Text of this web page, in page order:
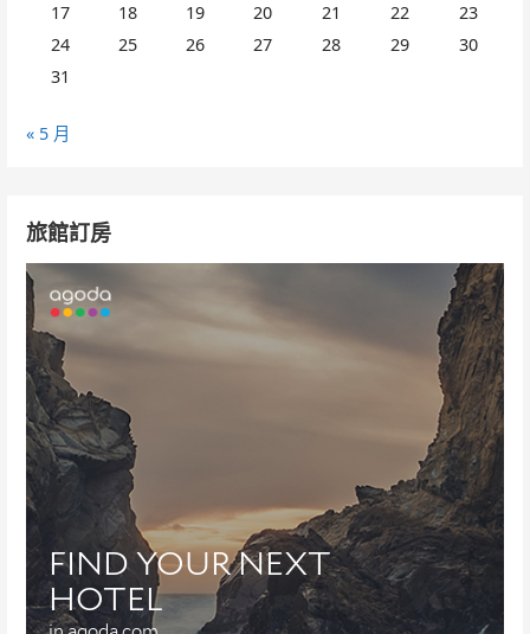
17
18 19 20 21 22
23
24
25 26 27 28 29
30
31
« 5 月
旅館訂房